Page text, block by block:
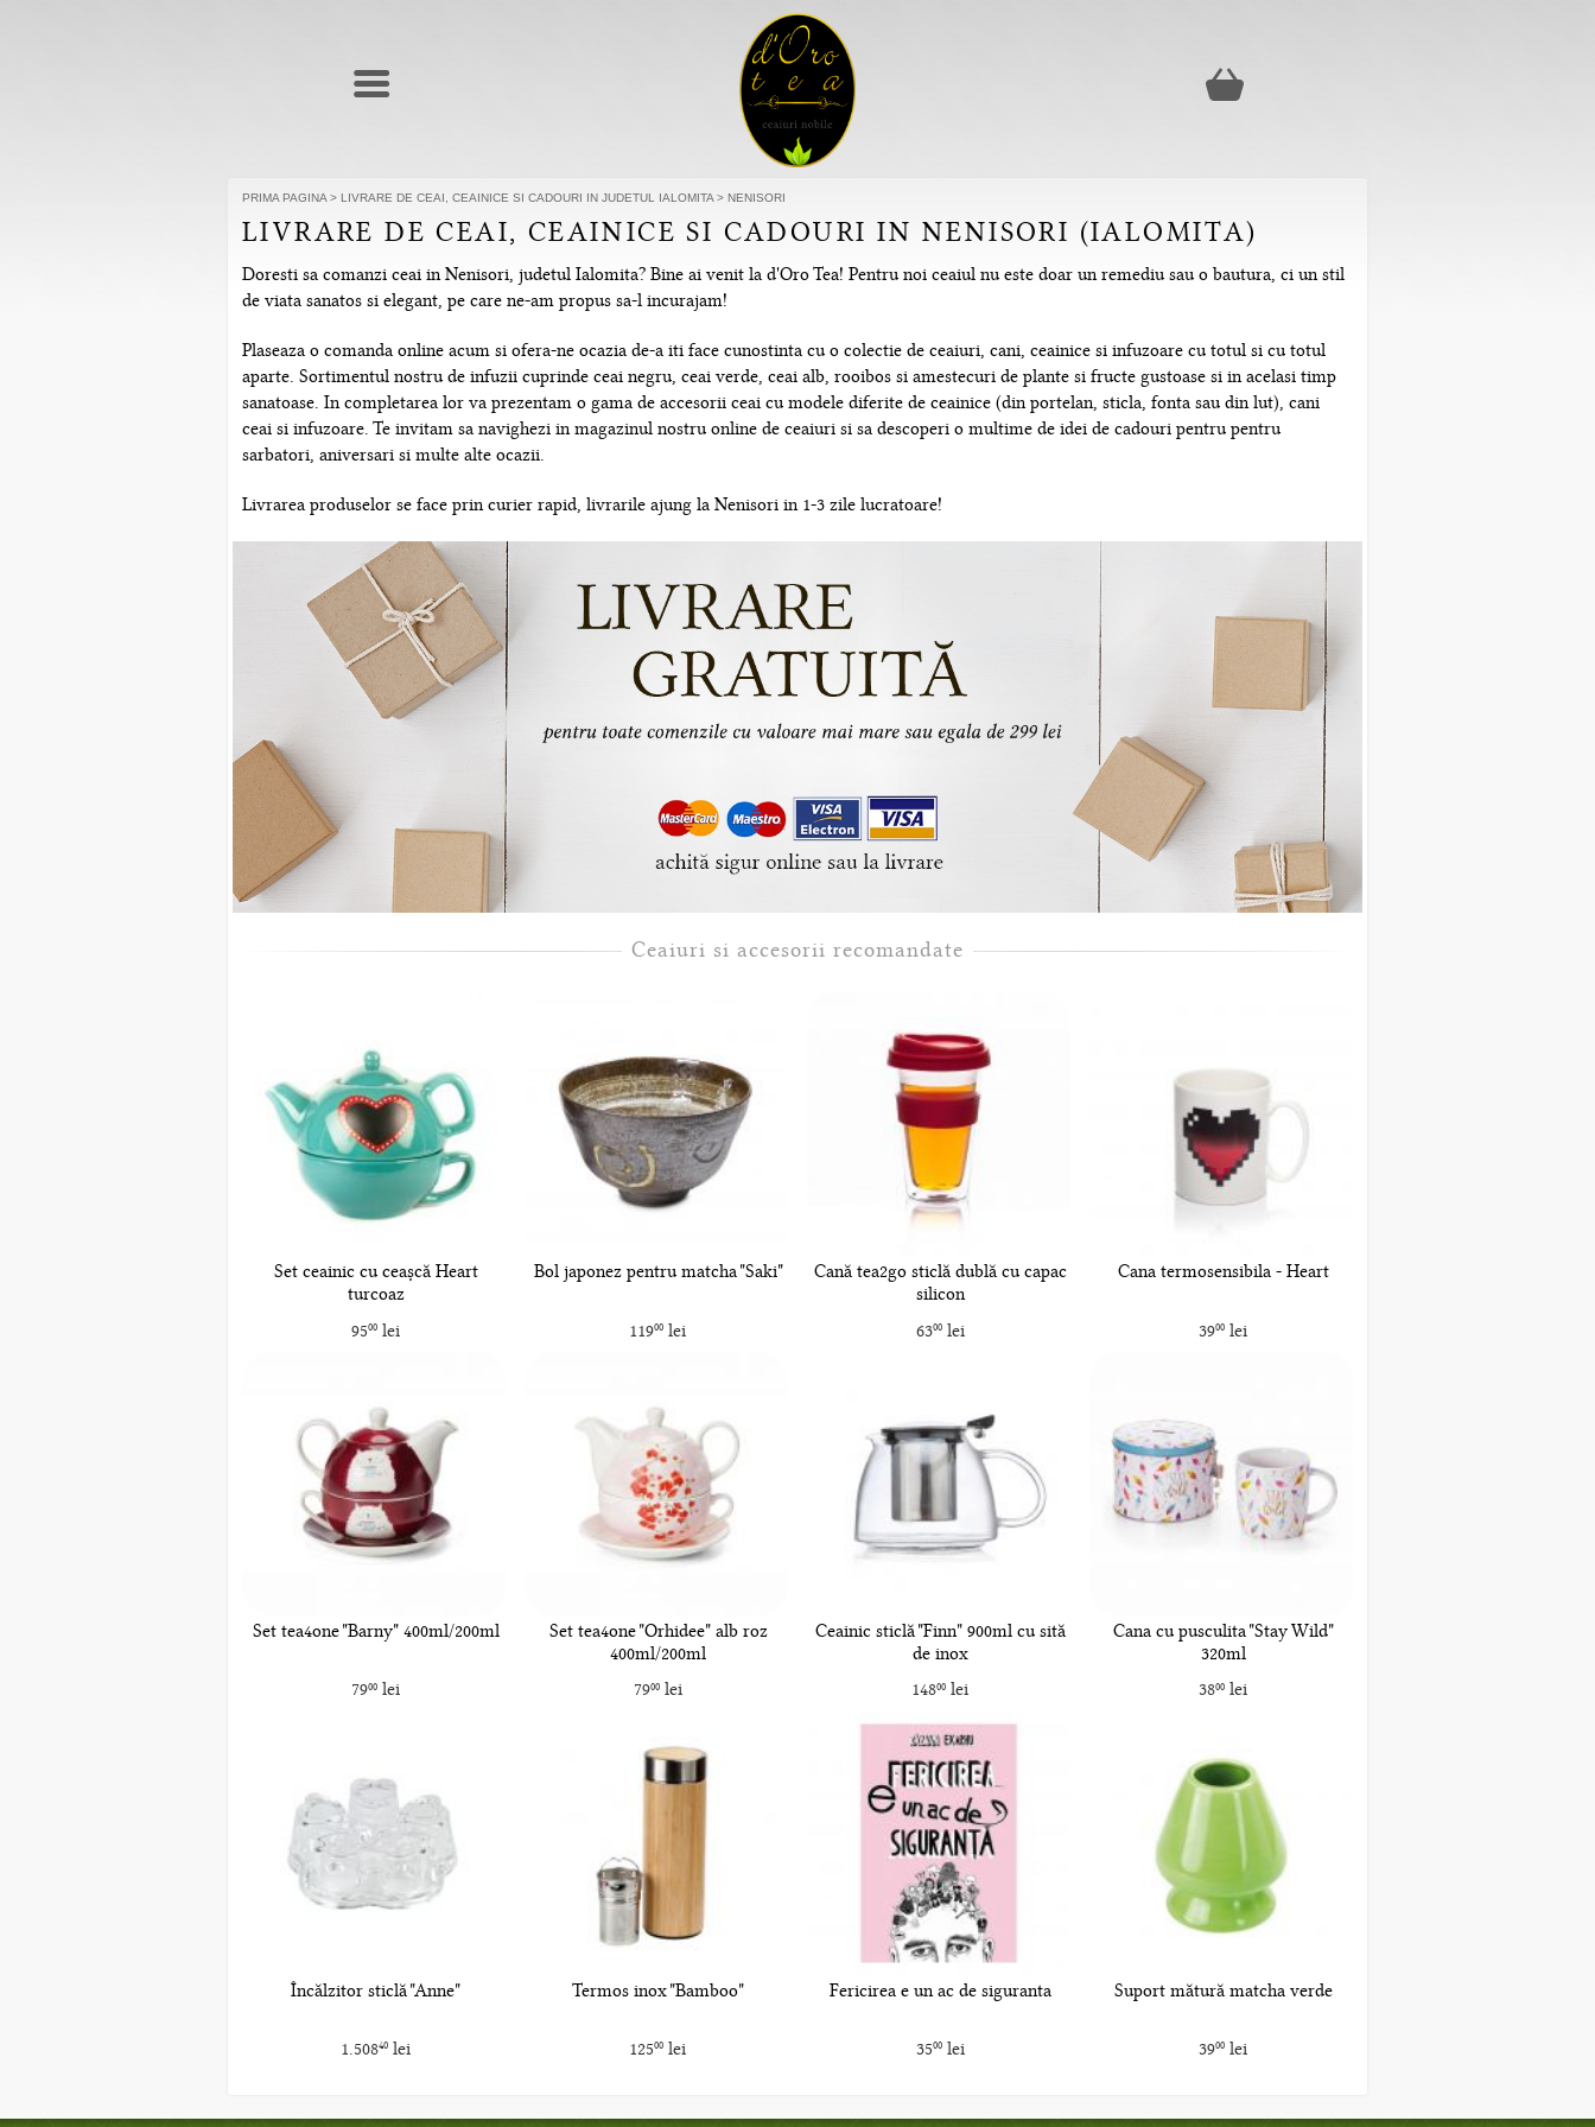
PRIMA PAGINA > LIVRARE DE CEAI, CEAINICE SI CADOURI IN JUDETUL IALOMITA > NENISORI
LIVRARE DE CEAI, CEAINICE SI CADOURI IN NENISORI (IALOMITA)
Doresti sa comanzi ceai in Nenisori, judetul Ialomita? Bine ai venit la d'Oro Tea! Pentru noi ceaiul nu este doar un remediu sau o bautura, ci un stil
de viata sanatos si elegant, pe care ne-am propus sa-l incurajam!
Plaseaza o comanda online acum si ofera-ne ocazia de-a iti face cunostinta cu o colectie de ceaiuri, cani, ceainice si infuzoare cu totul si cu totul
aparte. Sortimentul nostru de infuzii cuprinde ceai negru, ceai verde, ceai alb, rooibos si amestecuri de plante si fructe gustoase si in acelasi timp
sanatoase. In completarea lor va prezentam o gama de accesorii ceai cu modele diferite de ceainice (din portelan, sticla, fonta sau din lut), cani
ceai si infuzoare. Te invitam sa navighezi in magazinul nostru online de ceaiuri si sa descoperi o multime de idei de cadouri pentru pentru
sarbatori, aniversari si multe alte ocazii.
Livrarea produselor se face prin curier rapid, livrarile ajung la Nenisori in 1-3 zile lucratoare!
Ceaiuri si accesorii recomandate
Set ceainic cu ceașcă Heart
turcoaz
9500lei
Bol japonez pentru matcha "Saki"
11900 lei
Cană tea2go sticlă dublă cu capac
silicon
6300lei
Cana termosensibila - Heart
3900lei
Set tea4one "Barny" 400ml/200ml
7900lei
Set tea4one "Orhidee" alb roz
400ml/200ml
7900lei
Ceainic sticlă "Finn" 900ml cu sită
de inox
14800 lei
Cana cu pusculita "Stay Wild"
320ml
3800lei
Încălzitor sticlă "Anne"
1.50840lei
Termos inox "Bamboo"
12500 lei
Fericirea e un ac de siguranta
3500lei
Suport mătură matcha verde
3900lei